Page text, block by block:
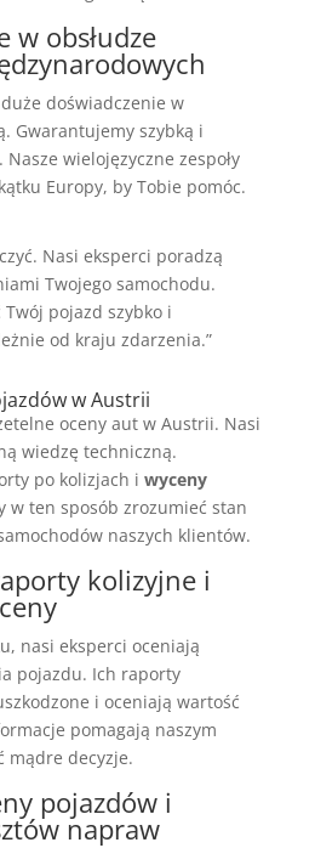
w obsłudze
doświadczenie w
Gwarantujemy szybką i
wielojęzyczne zespoły
Europy, by Tobie pomóc.
Nasi eksperci poradzą
Twojego samochodu.
pojazd szybko i
od kraju zdarzenia.”
w Austrii
oceny aut w Austrii. Nasi
wiedzę techniczną.
po kolizjach i wyceny
w ten sposób zrozumieć stan
naszych klientów.
kolizyjne i
nasi eksperci oceniają
pojazdu. Ich raporty
i oceniają wartość
pomagają naszym
mądre decyzje.
pojazdów i
napraw